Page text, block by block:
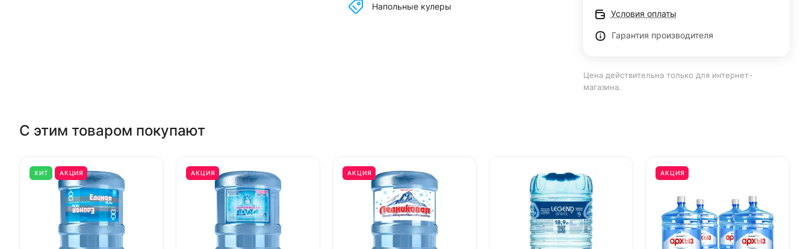
Напольные кулеры
Условия оплаты
Гарантия производителя
Цена действительна только для интернет-
магазина.
С этим товаром покупают
ХИТ АКЦИЯ АКЦИЯ АКЦИЯ АКЦИЯ